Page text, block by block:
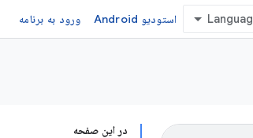
استودیو Android ورود به برنامه
در این صفحه